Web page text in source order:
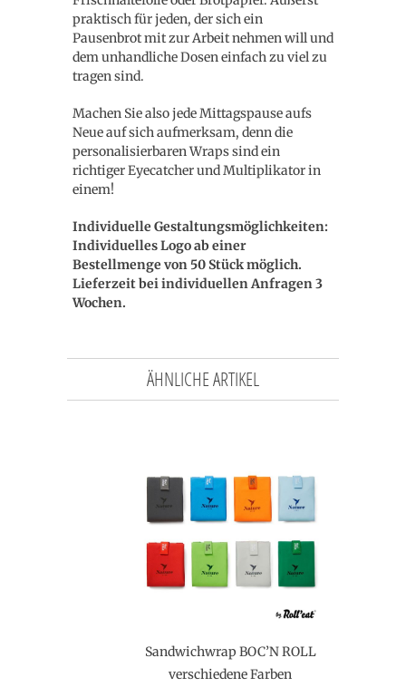
praktisch für jeden, der sich ein
Pausenbrot mit zur Arbeit nehmen will und
dem unhandliche Dosen einfach zu viel zu
tragen sind.
Machen Sie also jede Mittagspause aufs
Neue auf sich aufmerksam, denn die
personalisierbaren Wraps sind ein
richtiger Eyecatcher und Multiplikator in
einem!
Individuelle Gestaltungsmöglichkeiten:
Individuelles Logo ab einer
Bestellmenge von 50 Stück möglich.
Lieferzeit bei individuellen Anfragen 3
Wochen.
ÄHNLICHE ARTIKEL
Sandwichwrap BOC’N ROLL
verschiedene Farben